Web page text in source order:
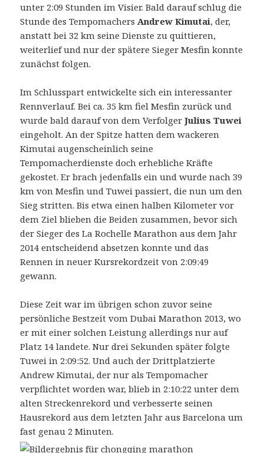
unter 2:09 Stunden im Visier. Bald darauf schlug die
Stunde des TempomachersAndrew Kimutai, der,
anstatt bei 32 km seine Dienste zu quittieren,
weiterlief und nur der spätere Sieger Mesfin konnte
zunächst folgen.
Im Schlusspart entwickelte sich ein interessanter
Rennverlauf. Bei ca. 35 km fiel Mesfin zurück und
wurde bald darauf von dem Verfolger Julius Tuwei
eingeholt. An der Spitze hatten dem wackeren
Kimutai augenscheinlich seine
Tempomacherdienste doch erhebliche Kräfte
gekostet. Er brach jedenfalls ein und wurde nach 39
km von Mesfin und Tuwei passiert, die nun um den
Sieg stritten. Bis etwa einen halben Kilometer vor
dem Ziel blieben die Beiden zusammen, bevor sich
der Sieger des La Rochelle Marathon aus dem Jahr
2014 entscheidend absetzen konnte und das
Rennen in neuer Kursrekordzeit von 2:09:49
gewann.
Diese Zeit war im übrigen schon zuvor seine
persönliche Bestzeit vom Dubai Marathon 2013, wo
er mit einer solchen Leistung allerdings nur auf
Platz 14 landete. Nur drei Sekunden später folgte
Tuwei in 2:09:52. Und auch der Drittplatzierte
Andrew Kimutai, der nur als Tempomacher
verpflichtet worden war, blieb in 2:10:22 unter dem
alten Streckenrekord und verbesserte seinen
Hausrekord aus dem letzten Jahr aus Barcelona um
fast genau 2 Minuten.